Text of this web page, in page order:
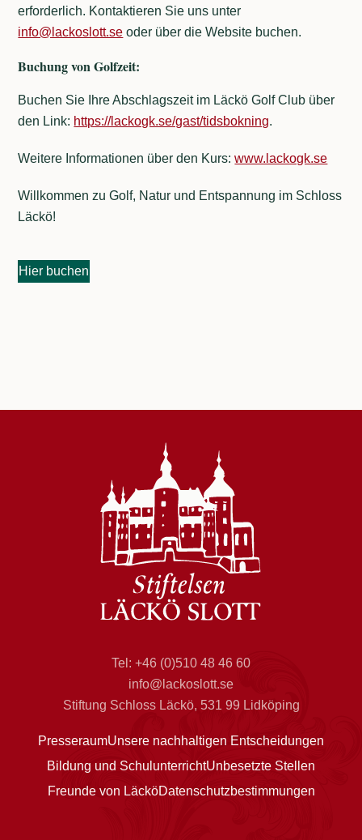
erforderlich. Kontaktieren Sie uns unter
info@lackoslott.se oder über die Website buchen.
Buchung von Golfzeit:
Buchen Sie Ihre Abschlagszeit im Läckö Golf Club über
den Link: https://lackogk.se/gast/tidsbokning.
Weitere Informationen über den Kurs:www.lackogk.se
Willkommen zu Golf, Natur und Entspannung im Schloss
Läckö!
Hier buchen
Tel: +46 (0)510 48 46 60
info@lackoslott.se
Stiftung Schloss Läckö, 531 99 Lidköping
PresseraumUnsere nachhaltigen Entscheidungen
Bildung und SchulunterrichtUnbesetzte Stellen
Freunde von LäcköDatenschutzbestimmungen